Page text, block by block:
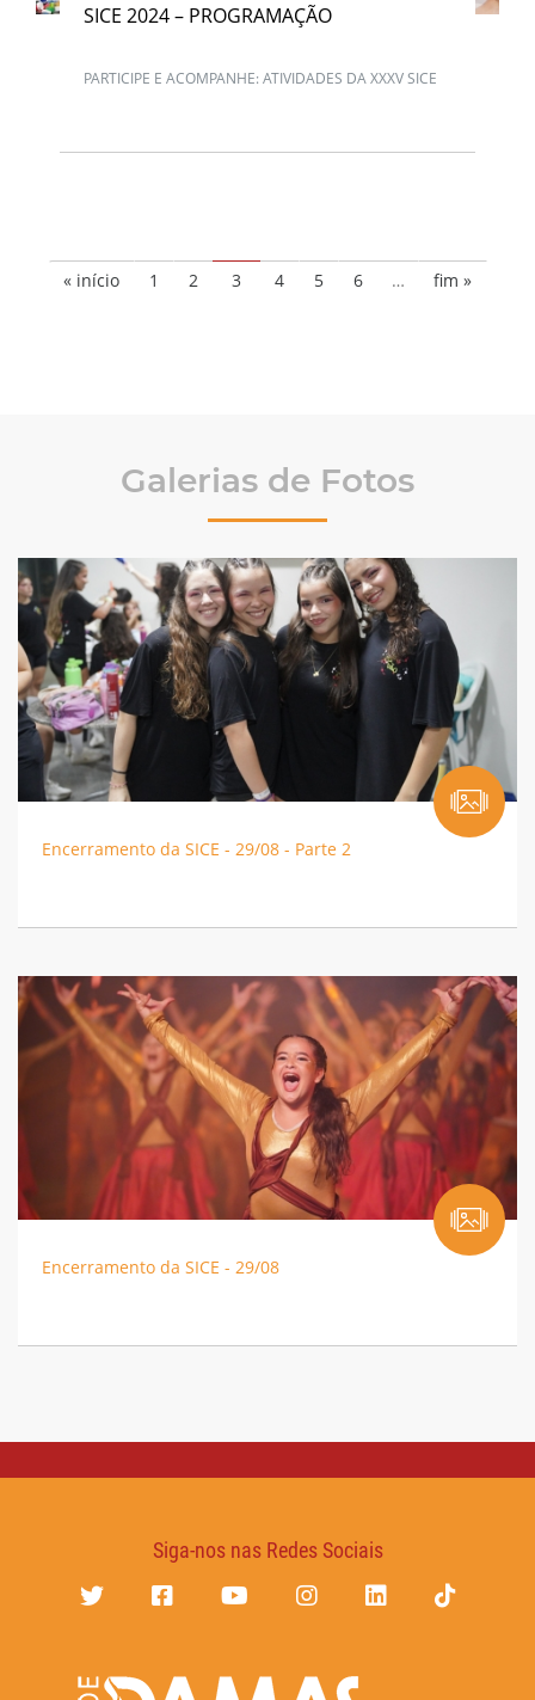
SICE 2024 – PROGRAMAÇÃO
PARTICIPE E ACOMPANHE: ATIVIDADES DA XXXV SICE
« início 1 2 3 4 5 6 … fim »
Galerias de Fotos
Encerramento da SICE - 29/08 - Parte 2
Encerramento da SICE - 29/08
Siga-nos nas Redes Sociais